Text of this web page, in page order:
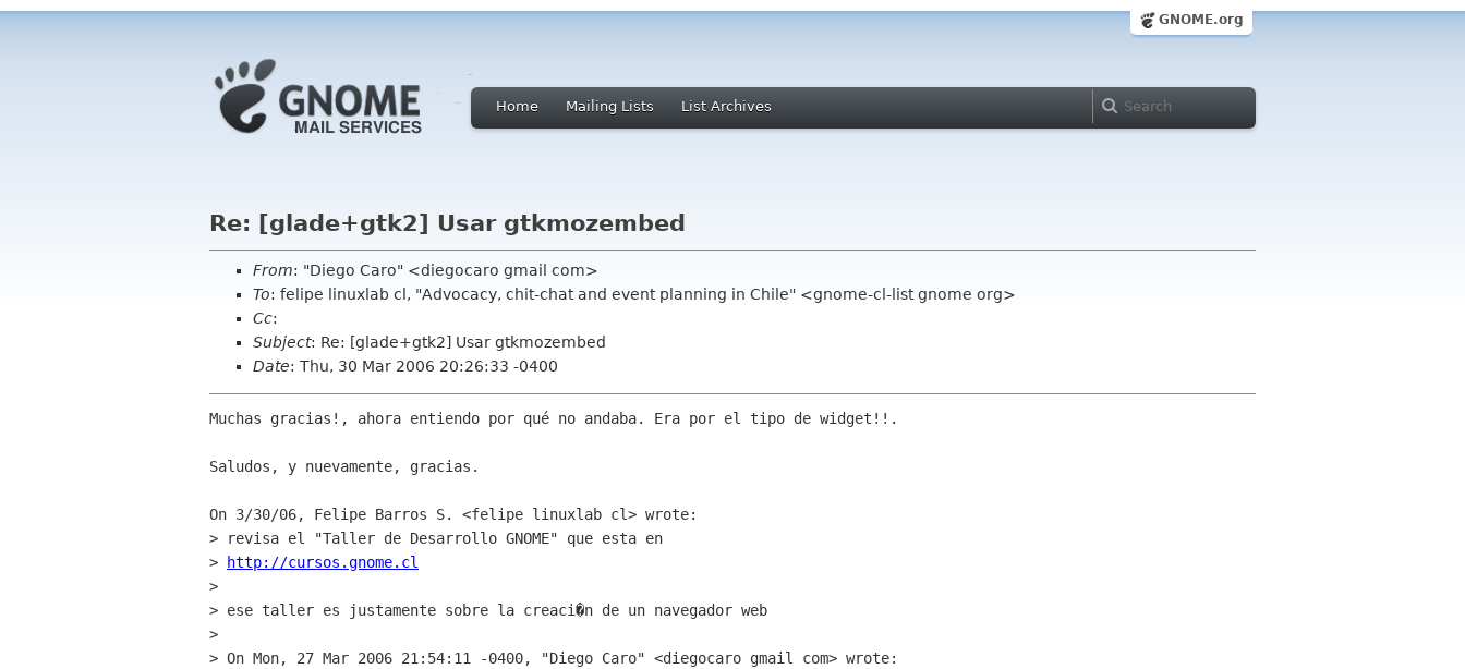
GNOME.org
Home Mailing Lists List Archives
Re: [glade+gtk2] Usar gtkmozembed
From: "Diego Caro" <diegocaro gmail com>
To: felipe linuxlab cl, "Advocacy, chit-chat and event planning in Chile" <gnome-cl-list gnome org>
Cc:
Subject: Re: [glade+gtk2] Usar gtkmozembed
Date: Thu, 30 Mar 2006 20:26:33 -0400
Muchas gracias!, ahora entiendo por qué no andaba. Era por el tipo de widget!!.
Saludos, y nuevamente, gracias.
On 3/30/06, Felipe Barros S. <felipe linuxlab cl> wrote:
> revisa el "Taller de Desarrollo GNOME" que esta en
>
http://cursos.gnome.cl
>
> ese taller es justamente sobre la creaci�n de un navegador web
>
> On Mon, 27 Mar 2006 21:54:11 -0400, "Diego Caro" <diegocaro gmail com> wrote: